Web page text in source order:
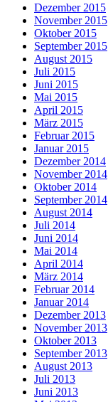
Dezember 2015
November 2015
Oktober 2015
September 2015
August 2015
Juli 2015
Juni 2015
Mai 2015
April 2015
März 2015
Februar 2015
Januar 2015
Dezember 2014
November 2014
Oktober 2014
September 2014
August 2014
Juli 2014
Juni 2014
Mai 2014
April 2014
März 2014
Februar 2014
Januar 2014
Dezember 2013
November 2013
Oktober 2013
September 2013
August 2013
Juli 2013
Juni 2013